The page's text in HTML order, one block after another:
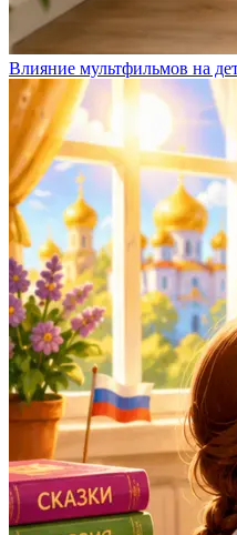
Влияние мультфильмов на